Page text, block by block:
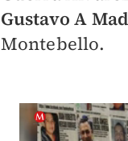
Gustavo A
Montebello.